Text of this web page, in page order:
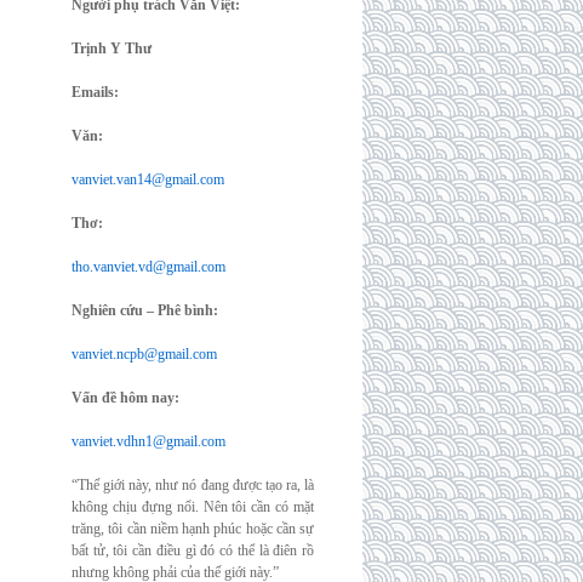
Người phụ trách Văn Việt:
Trịnh Y Thư
Emails:
Văn:
vanviet.van14@gmail.com
Thơ:
tho.vanviet.vd@gmail.com
Nghiên cứu – Phê bình:
vanviet.ncpb@gmail.com
Vấn đề hôm nay:
vanviet.vdhn1@gmail.com
“Thế giới này, như nó đang được tạo ra, là
không chịu đựng nổi. Nên tôi cần có mặt
trăng, tôi cần niềm hạnh phúc hoặc cần sự
bất tử, tôi cần điều gì đó có thể là điên rồ
nhưng không phải của thế giới này.”